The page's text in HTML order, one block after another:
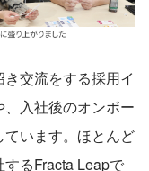
交流をする採用イ
入社後のオンボー
います。ほとんど
るFracta Leapで